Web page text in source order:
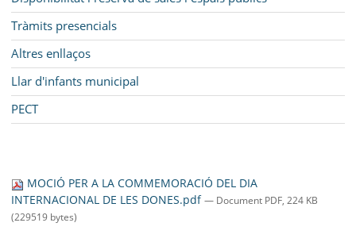
Tràmits presencials
Altres enllaços
Llar d'infants municipal
PECT
MOCIÓ PER A LA COMMEMORACIÓ DEL DIA
INTERNACIONAL DE LES DONES.pdf— Document PDF, 224 KB
(229519 bytes)